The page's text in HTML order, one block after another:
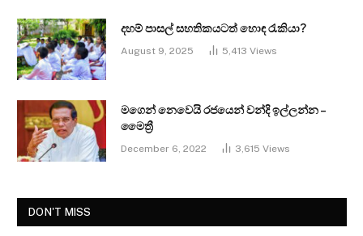
දහම් පාසල් සහතිකයටත් හොඳ රැකියා?
August 9, 2025 5,413 Views
මගෙන් නෙවෙයි රජයෙන් වන්දි ඉල්ලන්න –
මෛත්‍රී
December 6, 2022 3,615 Views
DON'T MISS